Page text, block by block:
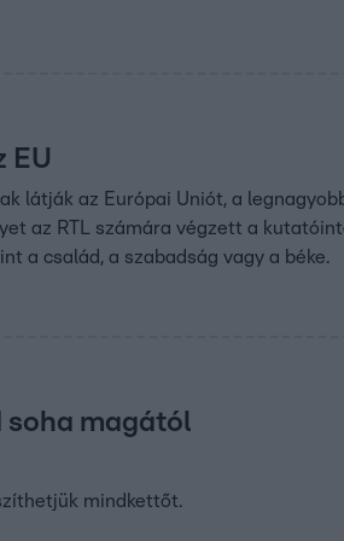
EU
látják az Európai Uniót, a
az RTL számára végzett a
a család, a szabadság vagy a béke.
soha magától
mindkettőt.